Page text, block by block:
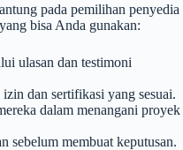
pada pemilihan penyedia
bisa Anda gunakan:
ulasan dan testimoni
dan sertifikasi yang sesuai.
dalam menangani proyek
sebelum membuat keputusan.